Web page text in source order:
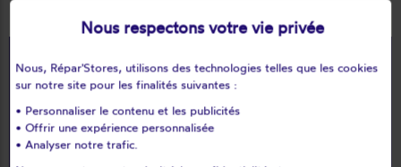
Je souhaite
prendre RDV
Nous respectons votre vie privée
Nous, Répar'Stores, utilisons des technologies telles que les cookies
sur notre site pour les finalités suivantes :
• Personnaliser le contenu et les publicités
• Offrir une expérience personnalisée
• Analyser notre trafic.